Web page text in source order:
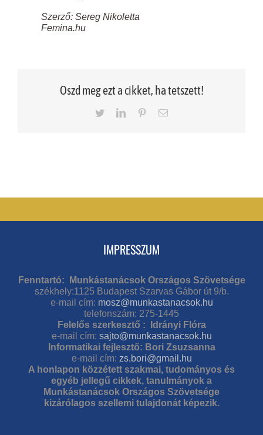
Szerző: Sereg Nikoletta
Femina.hu
Oszd meg ezt a cikket, ha tetszett!
TwitterLinkedInPinterestEmail
IMPRESSZUM
Fenntartó: Munkástanácsok Országos Szövetsége
székhely:1125 Budapest Szarvas Gábor út 9/b.
e-mail cím: mosz@munkastanacsok.hu
telefonszám: 275-1445
Felelős szerkesztő : Idrányi Flóra
e-mail cím: sajto@munkastanacsok.hu
Informatikai fejlesztő: Bori Zsuzsanna
e-mail cím: zs.bori@gmail.hu
A honlapon közzétett szakmai, tudományos és
egyéb jellegű cikkek, tanulmányok a
Munkástanácsok Országos Szövetsége
kizárólagos szellemi tulajdonát képezik.